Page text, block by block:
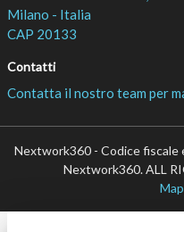
Milano - Italia
CAP 20133
Contatti
Contatta il nostro team per
Nextwork360 - Codice
Nextwork360. ALL